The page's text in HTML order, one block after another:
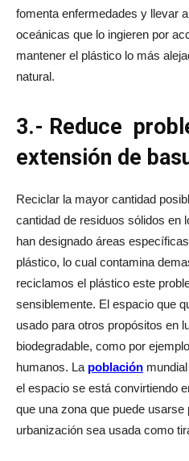
fomenta enfermedades y llevar
oceánicas que lo ingieren por
mantener el plástico lo más
natural.
3.- Reduce
extensión de
Reciclar la mayor cantidad
cantidad de residuos sólidos en
han designado áreas
plástico, lo cual contamina
reciclamos el plástico este
sensiblemente. El espacio que
usado para otros propósitos en
biodegradable, como por
humanos. La población
el espacio se está convirtiendo
que una zona que puede usarse
urbanización sea usada como